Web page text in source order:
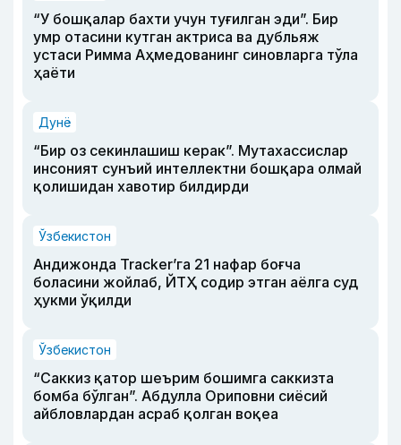
“У бошқалар бахти учун туғилган эди”. Бир
умр отасини кутган актриса ва дубльяж
устаси Римма Аҳмедованинг синовларга тўла
ҳаёти
Дунё
“Бир оз секинлашиш керак”. Мутахассислар
инсоният сунъий интеллектни бошқара олмай
қолишидан хавотир билдирди
Ўзбекистон
Андижонда Tracker’га 21 нафар боғча
боласини жойлаб, ЙТҲ содир этган аёлга суд
ҳукми ўқилди
Ўзбекистон
“Саккиз қатор шеърим бошимга саккизта
бомба бўлган”. Абдулла Ориповни сиёсий
айбловлардан асраб қолган воқеа